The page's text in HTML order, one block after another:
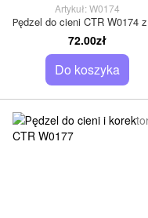
Artykuł: W0174
72.00zł
Do koszyka